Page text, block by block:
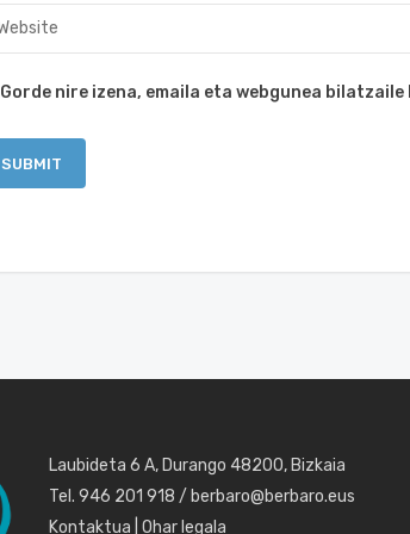
Gorde nire izena, emaila eta webgunea
Laubideta 6 A, Durango 48200, Bizkaia
Tel. 946 201 918 / berbaro@berbaro.eus
Kontaktua Ohar legala